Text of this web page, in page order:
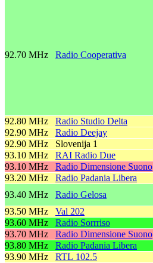
92.70 MHz Radio Cooperativa
92.80 MHz
Radio Studio Delta
92.90 MHz
Radio Deejay
92.90 MHz
Slovenija 1
93.10 MHz
RAI Radio Due
93.10 MHz
Radio Dimensione Suono
93.20 MHz
Radio Padania Libera
93.40 MHz
Radio Gelosa
93.50 MHz
Val 202
93.60 MHz
Radio Sorrriso
93.70 MHz
Radio Dimensione Suono
93.80 MHz
Radio Padania Libera
93.90 MHz
RTL 102.5